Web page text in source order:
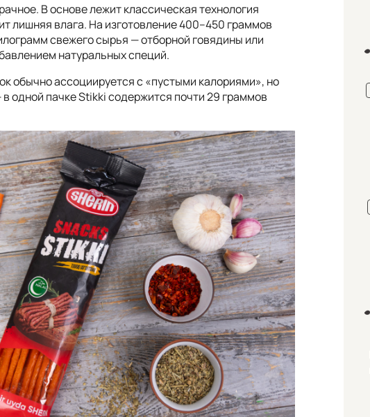
В основе лежит классическая технология
лишняя влага. На изготовление 400–450 граммов
свежего сырья — отборной говядины или
натуральных специй.
обычно ассоциируется с «пустыми калориями», но
одной пачке Stikki содержится почти 29 граммов